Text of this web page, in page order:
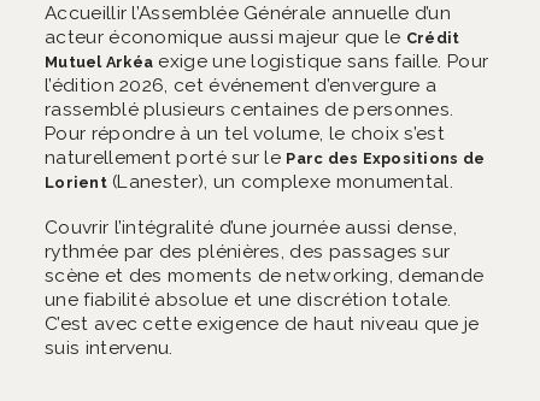
Accueillir l’Assemblée Générale annuelle d’un
acteur économique aussi majeur que le Crédit
Mutuel Arkéa exige une logistique sans faille. Pour
l’édition 2026, cet événement d’envergure a
rassemblé plusieurs centaines de personnes.
Pour répondre à un tel volume, le choix s’est
naturellement porté sur le Parc des Expositions de
Lorient(Lanester), un complexe monumental.
Couvrir l’intégralité d’une journée aussi dense,
rythmée par des plénières, des passages sur
scène et des moments de networking, demande
une fiabilité absolue et une discrétion totale.
C’est avec cette exigence de haut niveau que je
suis intervenu.